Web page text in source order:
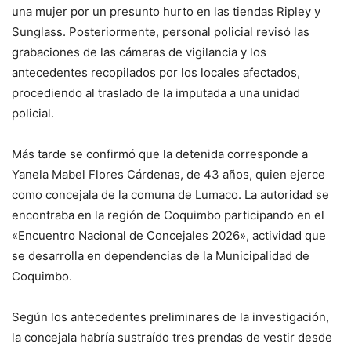
una mujer por un presunto hurto en las tiendas Ripley y
Sunglass. Posteriormente, personal policial revisó las
grabaciones de las cámaras de vigilancia y los
antecedentes recopilados por los locales afectados,
procediendo al traslado de la imputada a una unidad
policial.
Más tarde se confirmó que la detenida corresponde a
Yanela Mabel Flores Cárdenas, de 43 años, quien ejerce
como concejala de la comuna de Lumaco. La autoridad se
encontraba en la región de Coquimbo participando en el
«Encuentro Nacional de Concejales 2026», actividad que
se desarrolla en dependencias de la Municipalidad de
Coquimbo.
Según los antecedentes preliminares de la investigación,
la concejala habría sustraído tres prendas de vestir desde